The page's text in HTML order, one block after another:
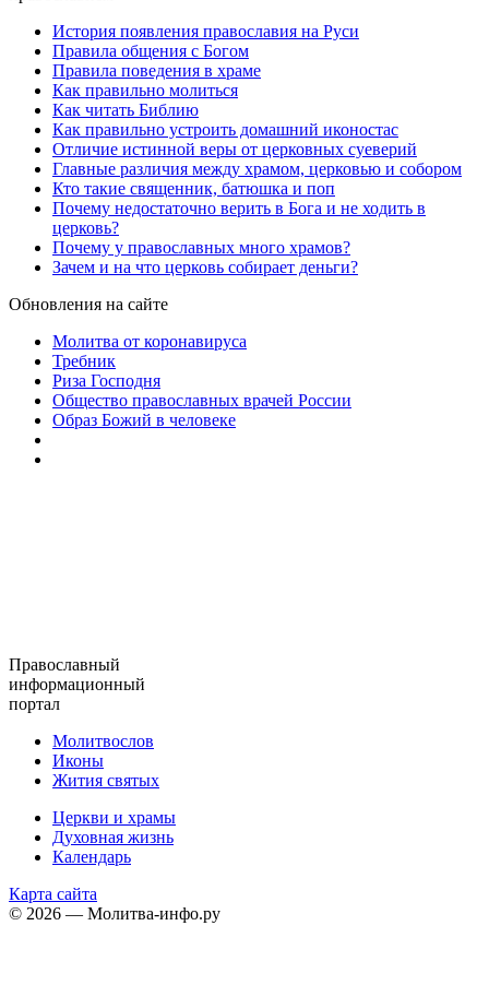
История появления православия на Руси
Правила общения с Богом
Правила поведения в храме
Как правильно молиться
Как читать Библию
Как правильно устроить домашний иконостас
Отличие истинной веры от церковных суеверий
Главные различия между храмом, церковью и собором
Кто такие священник, батюшка и поп
Почему недостаточно верить в Бога и не ходить в
церковь?
Почему у православных много храмов?
Зачем и на что церковь собирает деньги?
Обновления на сайте
Молитва от коронавируса
Требник
Риза Господня
Общество православных врачей России
Образ Божий в человеке
Православный
информационный
портал
Молитвослов
Иконы
Жития святых
Церкви и храмы
Духовная жизнь
Календарь
Карта сайта
© 2026 — Молитва-инфо.ру